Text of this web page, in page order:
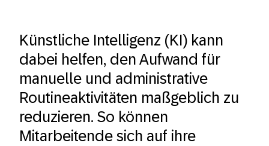
Künstliche Intelligenz (KI) kann
dabei helfen, den Aufwand für
manuelle und administrative
Routineaktivitäten maßgeblich zu
reduzieren. So können
Mitarbeitende sich auf ihre